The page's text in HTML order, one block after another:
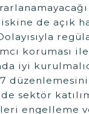
de açık
koruması
iyi
sektör
engelleme